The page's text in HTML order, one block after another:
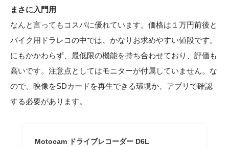
まさに入門用
なんと言ってもコスパに優れています。価格は１万円前後と
バイク用ドラレコの中では、かなりお求めやすい値段です。
にもかかわらず、最低限の機能を持ち合わせており、評価も
高いです。注意点としてはモニターが付属していません。な
ので、映像をSDカードを再生できる環境か、アプリで確認
する必要があります。
Motocam ドライブレコーダー D6L